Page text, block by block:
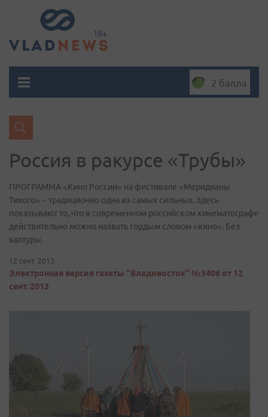
2 балла
Россия в ракурсе «Трубы»
ПРОГРАММА «Кино России» на фестивале «Меридианы
Тихого» – традиционно одна из самых сильных. Здесь
показывают то, что в современном российском кинематографе
действительно можно назвать гордым словом «кино». Без
халтуры.
12 сент. 2013
Электронная версия газеты "Владивосток" №3406 от 12
сент. 2013